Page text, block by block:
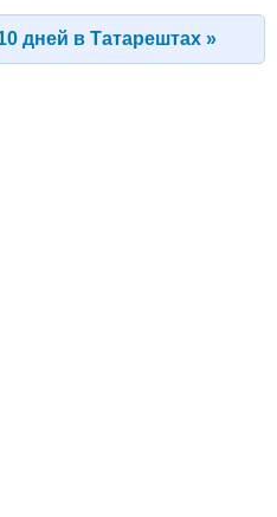
дней в Татарештах »